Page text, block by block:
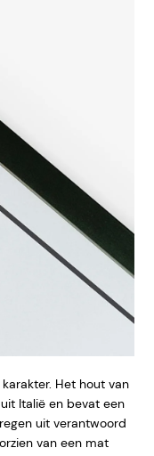
Het hout van
Italië en bevat een
uit verantwoord
van een mat